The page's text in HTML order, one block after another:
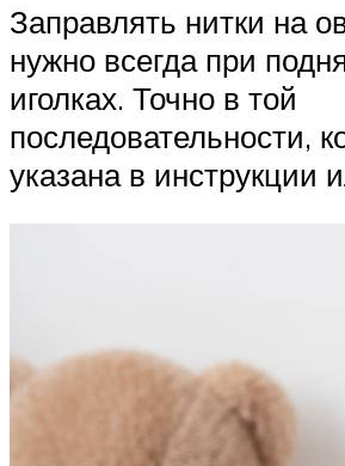
Заправлять нитки на
нужно всегда при
иголках. Точно в той
последовательности,
указана в инструкции